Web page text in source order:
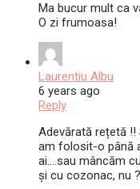
Ma bucur mult ca
O zi frumoasa!
Laurentiu Albu
6 years ago
Reply
Adevărată rețetă
am folosit-o până
ai….sau mâncăm
și cu cozonac, nu ?